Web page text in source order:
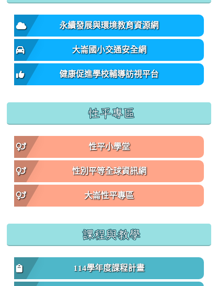
永續發展與環境教育資源網
大崙國小交通安全網
健康促進學校輔導訪視平台
性平專區
性平小學堂
性別平等全球資訊網
大崙性平專區
課程與教學
114學年度課程計畫